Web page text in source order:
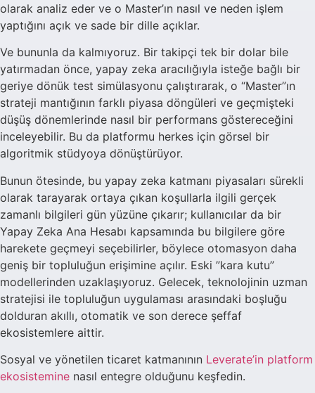
olarak analiz eder ve o Master’ın nasıl ve neden işlem
yaptığını açık ve sade bir dille açıklar.
Ve bununla da kalmıyoruz. Bir takipçi tek bir dolar bile
yatırmadan önce, yapay zeka aracılığıyla isteğe bağlı bir
geriye dönük test simülasyonu çalıştırarak, o “Master”ın
strateji mantığının farklı piyasa döngüleri ve geçmişteki
düşüş dönemlerinde nasıl bir performans göstereceğini
inceleyebilir. Bu da platformu herkes için görsel bir
algoritmik stüdyoya dönüştürüyor.
Bunun ötesinde, bu yapay zeka katmanı piyasaları sürekli
olarak tarayarak ortaya çıkan koşullarla ilgili gerçek
zamanlı bilgileri gün yüzüne çıkarır; kullanıcılar da bir
Yapay Zeka Ana Hesabı kapsamında bu bilgilere göre
harekete geçmeyi seçebilirler, böylece otomasyon daha
geniş bir topluluğun erişimine açılır. Eski ”kara kutu”
modellerinden uzaklaşıyoruz. Gelecek, teknolojinin uzman
stratejisi ile topluluğun uygulaması arasındaki boşluğu
dolduran akıllı, otomatik ve son derece şeffaf
ekosistemlere aittir.
Sosyal ve yönetilen ticaret katmanının Leverate’in platform
ekosistemine nasıl entegre olduğunu keşfedin.